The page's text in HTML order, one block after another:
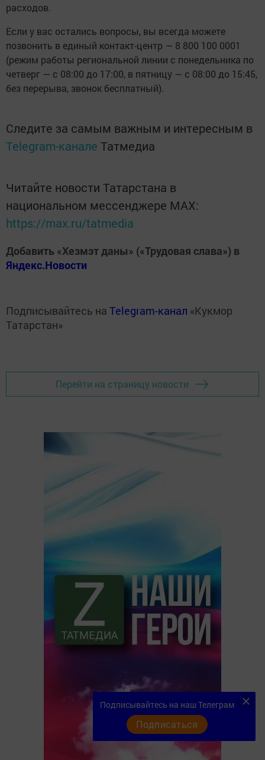
расходов.
Если у вас остались вопросы, вы всегда можете
позвонить в единый контакт-центр — 8 800 100 0001
(режим работы региональной линии с понедельника по
четверг — с 08:00 до 17:00, в пятницу — с 08:00 до 15:45,
без перерыва, звонок бесплатный).
Следите за самым важным и интересным в
Telegram-канале Татмедиа
Читайте новости Татарстана в
национальном мессенджере MАХ:
https://max.ru/tatmedia
Добавить «Хезмэт даны» («Трудовая слава») в
Яндекс.Новости
Подписывайтесь на Telegram-канал «Кукмор
Татарстан»
Перейти на страницу новости
Подписывайтесь на наш Телеграм
Подписаться